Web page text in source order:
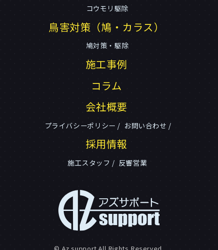
コウモリ駆除
鳥害対策（鳩・カラス）
鳩対策・駆除
施工事例
コラム
会社概要
プライバシーポリシー お問い合わせ
採用情報
施工スタッフ 反響営業